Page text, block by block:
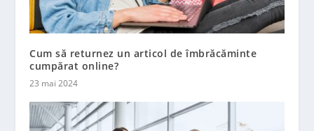
Cum să returnez un articol de îmbrăcăminte
cumpărat online?
23 mai 2024